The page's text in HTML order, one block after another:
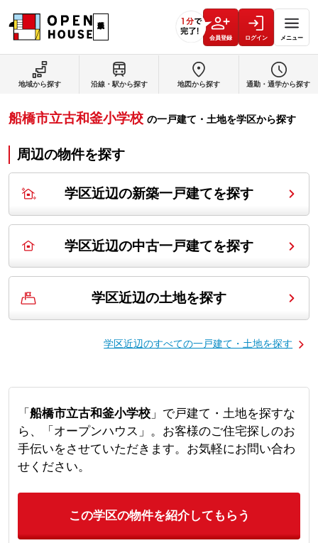
会員登録 ログイン メニュー
地域から探す 沿線・駅から探す 地図から探す 通勤・通学から探す
船橋市立古和釜小学校 の一戸建て・土地を学区から探す
周辺の物件を探す
学区近辺の新築一戸建てを探す
学区近辺の中古一戸建てを探す
学区近辺の土地を探す
学区近辺のすべての一戸建て・土地を探す
「 船橋市立古和釜小学校」で戸建て・土地を探すな
ら、「オープンハウス」。お客様のご住宅探しのお
手伝いをさせていただきます。お気軽にお問い合わ
せください。
この学区の物件を紹介してもらう